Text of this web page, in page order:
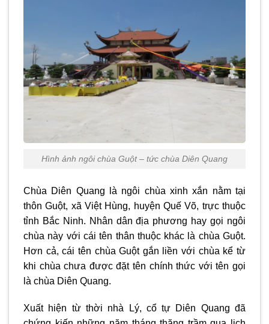
Hình ảnh ngôi chùa Guột – tức chùa Diên Quang
Chùa Diên Quang là ngôi chùa xinh xắn nằm tại
thôn Guột, xã Việt Hùng, huyện Quế Võ, trực thuộc
tỉnh Bắc Ninh. Nhân dân địa phương hay gọi ngôi
chùa này với cái tên thân thuộc khác là chùa Guột.
Hơn cả, cái tên chùa Guột gắn liền với chùa kể từ
khi chùa chưa được đặt tên chính thức với tên gọi
là chùa Diên Quang.
Xuất hiện từ thời nhà Lý, cổ tự Diên Quang đã